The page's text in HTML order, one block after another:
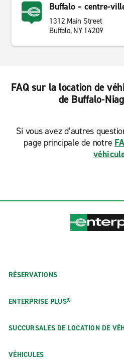
Buffalo – centre-
1312 Main Street
Buffalo, NY 14209
FAQ sur la location de
de Buffalo-
Si vous avez d’autres
page principale de notre
RÉSERVATIONS
ENTERPRISE PLUS®
SUCCURSALES DE LOCATION DE
VÉHICULES